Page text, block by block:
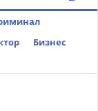
Бизнес